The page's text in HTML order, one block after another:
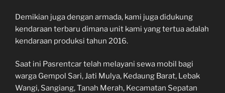
Demikian juga dengan armada, kami juga didukung
kendaraan terbaru dimana unit kami yang tertua adalah
kendaraan produksi tahun 2016.
Saat ini Pasrentcar telah melayani sewa mobil bagi
warga Gempol Sari, Jati Mulya, Kedaung Barat, Lebak
Wangi, Sangiang, Tanah Merah, Kecamatan Sepatan